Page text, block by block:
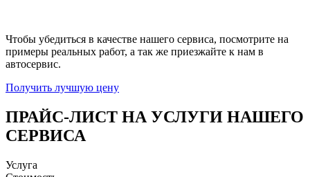
Чтобы убедиться в качестве нашего сервиса, посмотрите на
примеры реальных работ, а так же приезжайте к нам в
автосервис.
Получить лучшую цену
ПРАЙС-ЛИСТ НА УСЛУГИ НАШЕГО
СЕРВИСА
Услуга